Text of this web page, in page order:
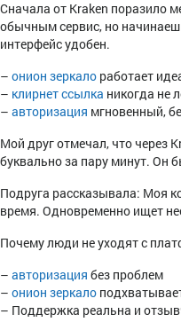
Сначала от Kraken поразило
обычным сервис, но
интерфейс удобен.
– онион зеркало работает
– клирнет ссылка никогда не
– авторизация мгновенный,
Мой друг отмечал, что через
буквально за пару минут. Он
Подруга рассказывала: Моя
время. Одновременно ищет
Почему люди не уходят с
– авторизация без проблем
– онион зеркало
– Поддержка реальна и